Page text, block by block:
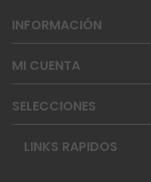
INFORMACIÓN
MI CUENTA
SELECCIONES
LINKS RAPIDOS